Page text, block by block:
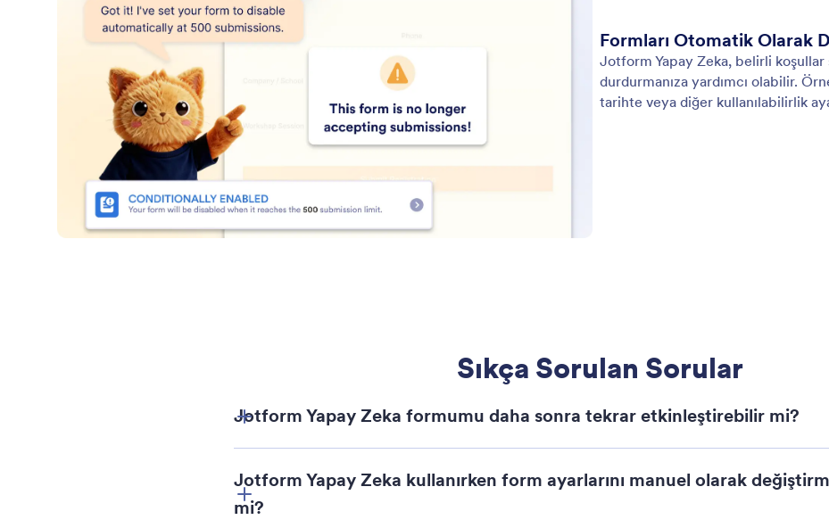
Formları Otomatik Olarak
Jotform Yapay Zeka, belirli koşullar
durdurmanıza yardımcı olabilir.
tarihte veya diğer kullanılabilirlik
Sıkça Sorulan Sorular
Jotform Yapay Zeka formumu daha sonra tekrar etkinleştirebilir mi?
Jotform Yapay Zeka kullanırken form ayarlarını manuel olarak
mi?